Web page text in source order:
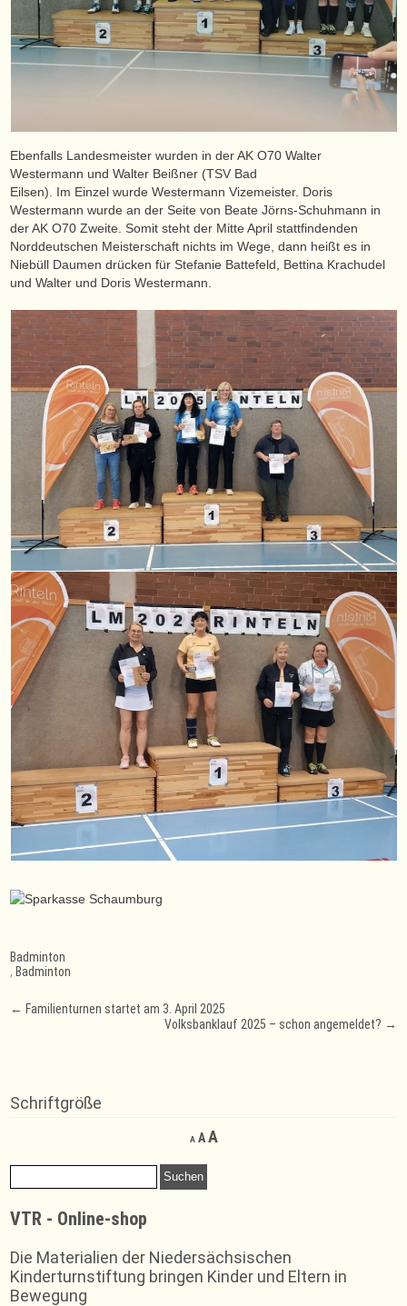
Ebenfalls Landesmeister wurden in der AK O70 Walter
Westermann und Walter Beißner (TSV Bad
Eilsen). Im Einzel wurde Westermann Vizemeister. Doris
Westermann wurde an der Seite von Beate Jörns-Schuhmann in
der AK O70 Zweite. Somit steht der Mitte April stattfindenden
Norddeutschen Meisterschaft nichts im Wege, dann heißt es in
Niebüll Daumen drücken für Stefanie Battefeld, Bettina Krachudel
und Walter und Doris Westermann.
Badminton
, Badminton
Post
← Familienturnen startet am 3. April 2025
Volksbanklauf 2025 – schon angemeldet? →
Schriftgröße
A
Decrease
font
AReset
size.
AIncrease
Suchen
nach:
VTR - Online-shop
Die Materialien der Niedersächsischen
Kinderturnstiftung bringen Kinder und Eltern in
Bewegung